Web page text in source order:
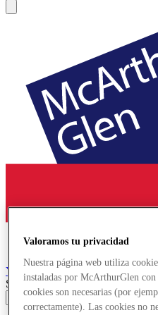
York
Designer Outlet
Search input
Valoramos tu privacidad
Nuestra página web utiliza
instaladas por McArthurGlen
cookies son necesarias (por
correctamente). Las cookies no